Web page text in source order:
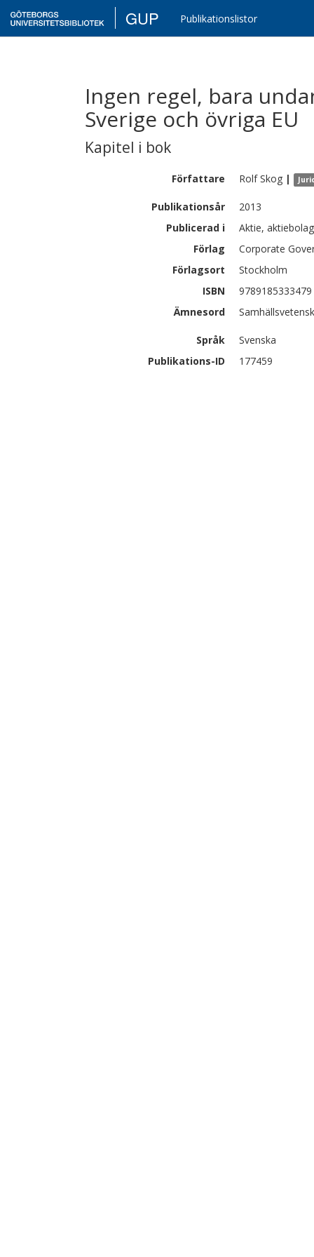
GUP Publikationslistor
Ingen regel, bara
Sverige och övriga EU
Kapitel i bok
Författare Rolf Skog |
Publikationsår
2013
Publicerad i
Aktie,
Förlag
Corporate
Förlagsort
Stockholm
ISBN
9789185333479
Ämnesord
Språk
Svenska
Publikations-ID
177459